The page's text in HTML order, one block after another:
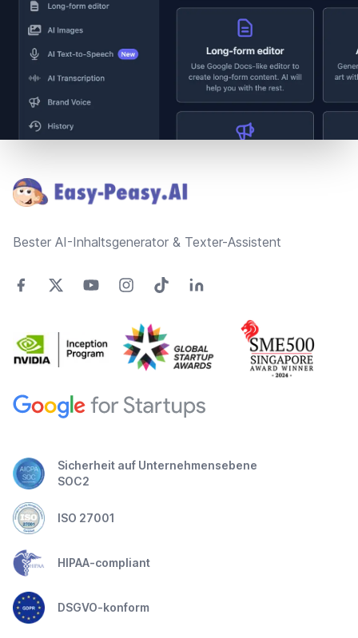
Bester AI-Inhaltsgenerator & Texter-Assistent
Sicherheit auf Unternehmensebene
SOC2
ISO 27001
HIPAA-compliant
DSGVO-konform